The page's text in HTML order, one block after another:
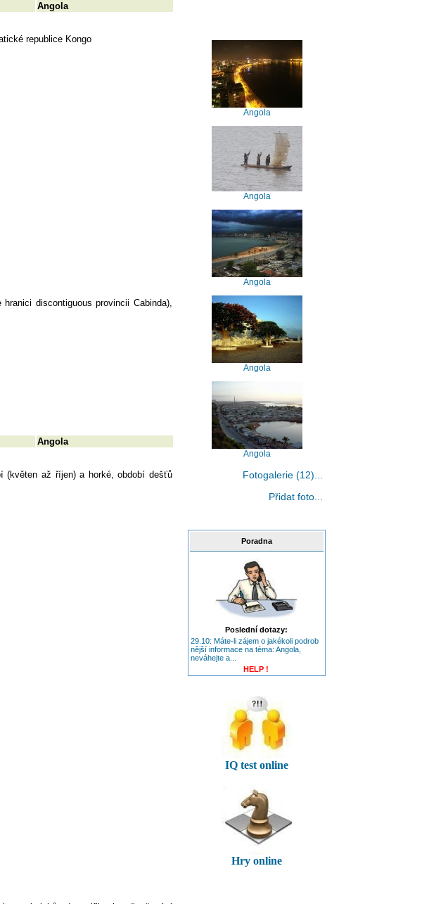
Angola
republice Kongo
discontiguous provincii Cabinda),
Angola
(květen až říjen) a horké, období dešťů
Angola
Angola
Angola
Angola
Angola
Fotogalerie (12)...
Přidat foto...
Poradna
Poslední dotazy:
29.10: Máte-li zájem o jakékoli podrob
nější informace na téma: Angola,
neváhejte a...
HELP !
IQ test online
Hry online